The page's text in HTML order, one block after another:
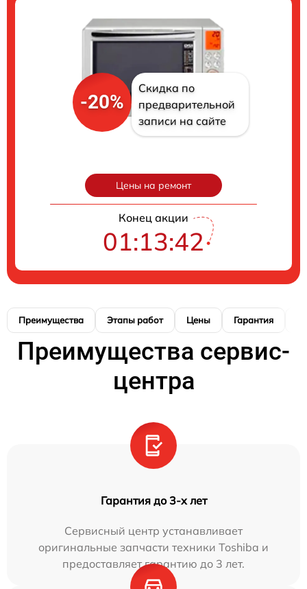
-20%
Скидка по
предварительной
записи на сайте
Цены на ремонт
Конец акции
01:13:41
Преимущества Этапы работ Цены Гарантия
Преимущества сервис-
центра
Гарантия до 3-х лет
Сервисный центр устанавливает
оригинальные запчасти техники Toshiba и
предоставляет гарантию до 3 лет.